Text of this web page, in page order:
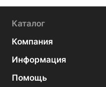
Каталог
Компания
Информация
Помощь